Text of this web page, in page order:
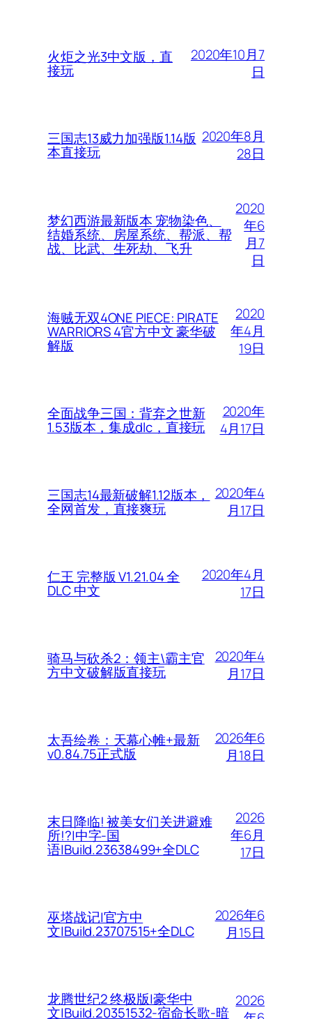
火炬之光3中文版，直
接玩
2020年10月7
日
三国志13威力加强版1.14版
本直接玩
2020年8月
28日
梦幻西游最新版本 宠物染色、
结婚系统、房屋系统、帮派、帮
战、比武、生死劫、飞升
2020
年6
月7
日
海贼无双4ONE PIECE: PIRATE
WARRIORS 4官方中文 豪华破
解版
2020
年4月
19日
全面战争三国：背弃之世新
1.53版本，集成dlc，直接玩
2020年
4月17日
三国志14最新破解1.12版本，
全网首发，直接爽玩
2020年4
月17日
仁王 完整版 V1.21.04 全
DLC 中文
2020年4月
17日
骑马与砍杀2：领主\霸主官
方中文破解版直接玩
2020年4
月17日
太吾绘卷：天幕心帷+最新
v0.84.75正式版
2026年6
月18日
末日降临! 被美女们关进避难
所!?|中字-国
语|Build.23638499+全DLC
2026
年6月
17日
巫塔战记|官方中
文|Build.23707515+全DLC
2026年6
月15日
龙腾世纪2 终极版|豪华中
文|Build.20351532-宿命长歌-暗
2026